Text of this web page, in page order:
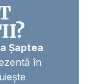
Șaptea
în